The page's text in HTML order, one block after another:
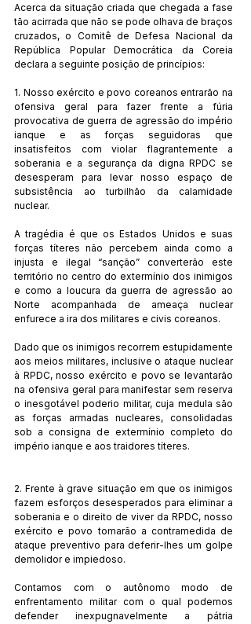
Acerca da situação criada que chegada a fase
tão acirrada que não se pode olhava de braços
cruzados, o Comitê de Defesa Nacional da
República Popular Democrática da Coreia
declara a seguinte posição de princípios:
1. Nosso exército e povo coreanos entrarão na
ofensiva geral para fazer frente a fúria
provocativa de guerra de agressão do império
ianque e as forças seguidoras que
insatisfeitos com violar flagrantemente a
soberania e a segurança da digna RPDC se
desesperam para levar nosso espaço de
subsistência ao turbilhão da calamidade
nuclear.
A tragédia é que os Estados Unidos e suas
forças títeres não percebem ainda como a
injusta e ilegal “sanção” converterão este
território no centro do extermínio dos inimigos
e como a loucura da guerra de agressão ao
Norte acompanhada de ameaça nuclear
enfurece a ira dos militares e civis coreanos.
Dado que os inimigos recorrem estupidamente
aos meios militares, inclusive o ataque nuclear
à RPDC, nosso exército e povo se levantarão
na ofensiva geral para manifestar sem reserva
o inesgotável poderio militar, cuja medula são
as forças armadas nucleares, consolidadas
sob a consigna de extermínio completo do
império ianque e aos traidores títeres.
2. Frente à grave situação em que os inimigos
fazem esforços desesperados para eliminar a
soberania e o direito de viver da RPDC, nosso
exército e povo tomarão a contramedida de
ataque preventivo para deferir-lhes um golpe
demolidor e impiedoso.
Contamos com o autônomo modo de
enfrentamento militar com o qual podemos
defender inexpugnavelmente a pátria